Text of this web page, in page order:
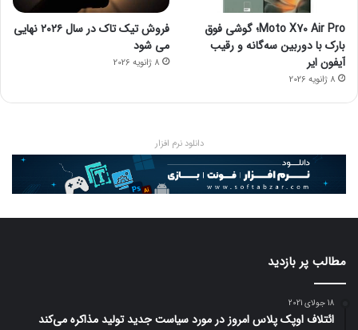
Moto X70 Air Pro؛ گوشی فوق
بارک با دوربین سه‌گانه و رقیب
آیفون ایر
8 ژانویه 2026
فروش تیک تاک در سال ۲۰۲۶ نهایی
می شود
8 ژانویه 2026
دانلود نرم افزار
مطالب پر بازدید
18 جولای 2021
ائتلاف اوپک پلاس امروز در مورد سیاست جدید تولید مذاکره می‌کند